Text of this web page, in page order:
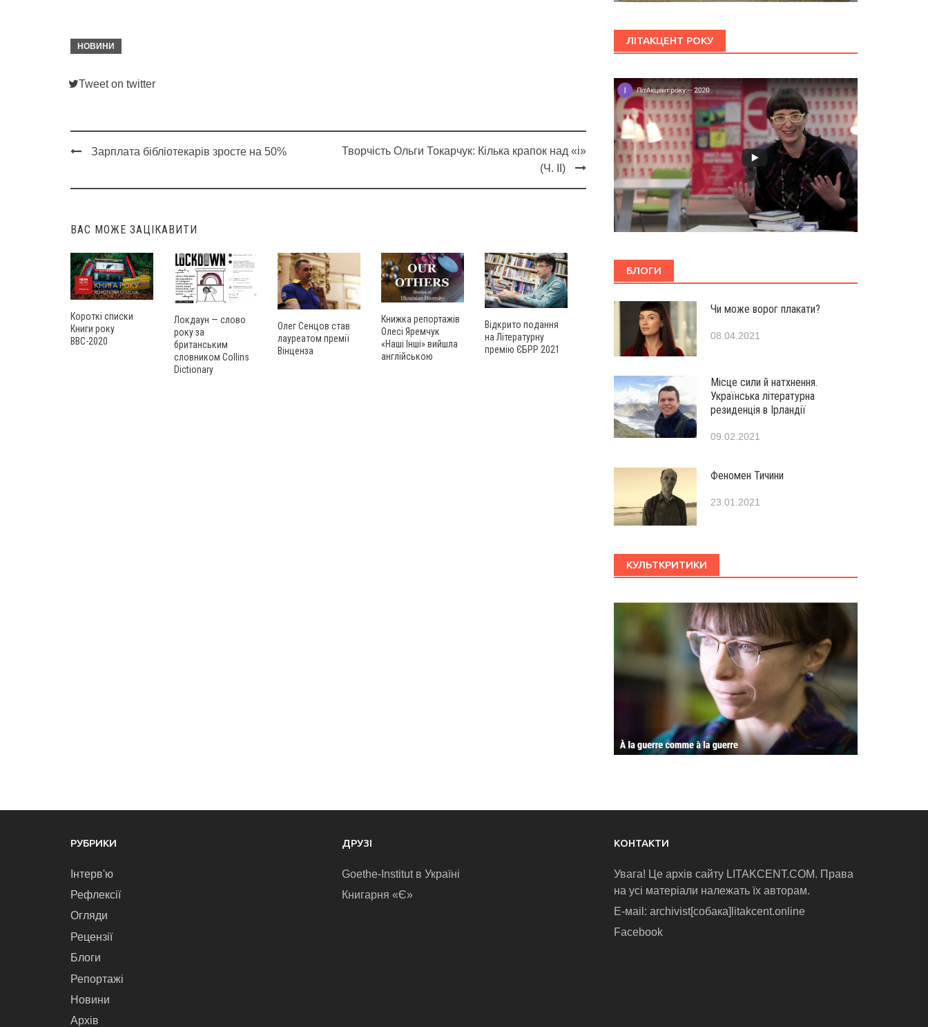
НОВИНИ
Tweet on twitter
navigation
Зарплата бібліотекарів зросте на 50%
Творчість Ольги Токарчук: Кілька крапок над «і»
(Ч. ІІ)
ВАС МОЖЕ ЗАЦІКАВИТИ
Короткі списки
Книги року
ВВС-2020
Локдаун — слово
року за
британським
словником Collins
Dictionary
Олег Сенцов став
лауреатом премії
Вінценза
Книжка репортажів
Олесі Яремчук
«Наші Інші» вийшла
англійською
Відкрито подання
на Літературну
премію ЄБРР 2021
ЛІТАКЦЕНТ РОКУ
БЛОГИ
Чи може ворог плакати?
08.04.2021
Місце сили й натхнення.
Українська літературна
резиденція в Ірландії
09.02.2021
Феномен Тичини
23.01.2021
КУЛЬТКРИТИКИ
РУБРИКИ
Інтерв'ю
Рефлексії
Огляди
Рецензії
Блоги
Репортажі
Новини
Архів
ДРУЗІ
Goethe-Institut в Україні
Книгарня «Є»
КОНТАКТИ
Увага! Це архів сайту LITAKCENT.COM. Права
на усі матеріали належать їх авторам.
E-маіl: archivist[собака]litakcent.online
Facebook